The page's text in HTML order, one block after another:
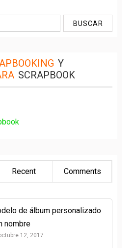
Y
SCRAPBOOK
Recent Comments
de álbum personalizado
nombre
12, 2017